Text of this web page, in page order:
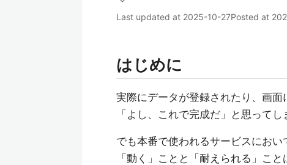
Last updated at 2025-10-27Posted at
はじめに
実際にデータが登録されたり、画面
「よし、これで完成だ」と思ってし
でも本番で使われるサービスにおい
「動く」ことと「耐えられる」こと